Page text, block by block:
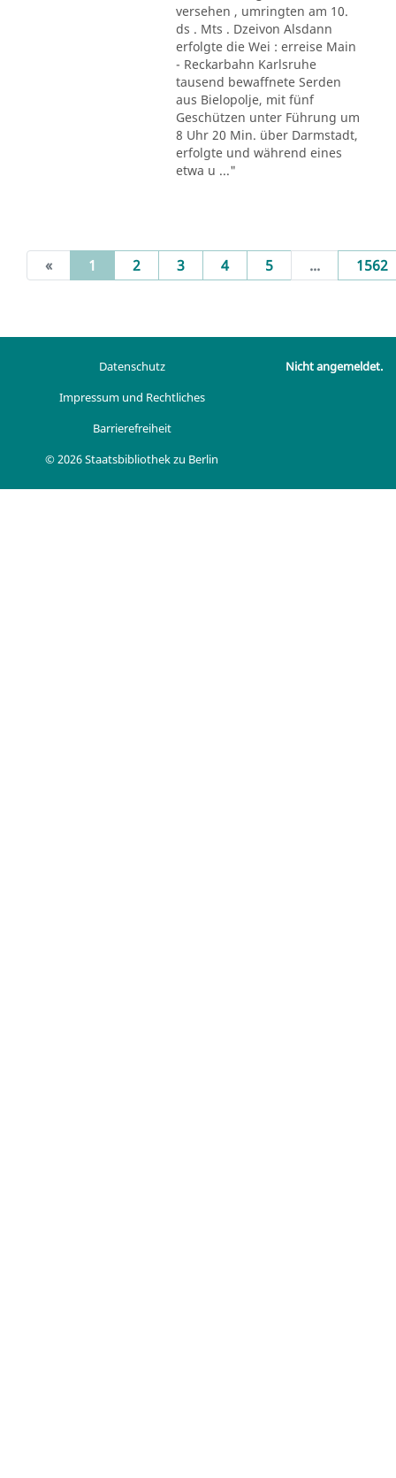
versehen , umringten am 10.
ds . Mts . Dzeivon Alsdann
erfolgte die Wei : erreise Main
- Reckarbahn Karlsruhe
tausend bewaffnete Serden
aus Bielopolje, mit fünf
Geschützen unter Führung um
8 Uhr 20 Min. über Darmstadt,
erfolgte und während eines
etwa u ..."
« 1 (current)
2 3 4 5 ... 1562
Datenschutz
Impressum und Rechtliches
Barrierefreiheit
© 2026 Staatsbibliothek zu Berlin
Nicht angemeldet.